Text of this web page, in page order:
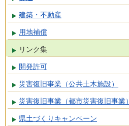
建築・不動産
用地補償
リンク集
開発許可
災害復旧事業（公共土木施設）
災害復旧事業（都市災害復旧事業）
県土づくりキャンペーン